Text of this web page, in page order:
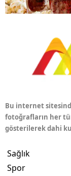
Bu internet
fotoğrafların her
gösterilerek dahi
Sağlık
Spor